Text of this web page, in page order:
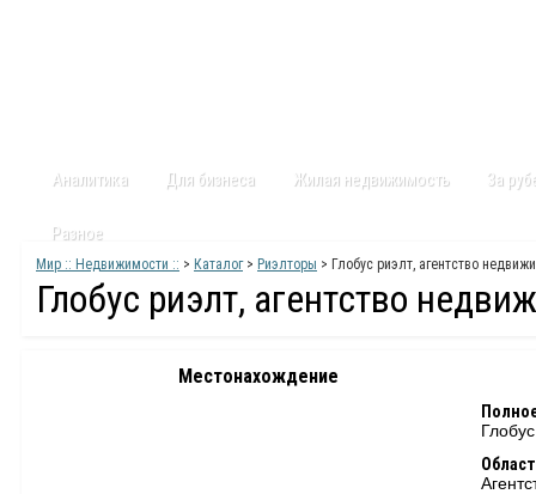
Аналитика Для бизнеса Жилая недвижимость За
Разное
Мир :: Недвижимости :: > Каталог> Риэлторы > Глобус риэлт, агентство
Глобус риэлт, агентство
Местонахождение